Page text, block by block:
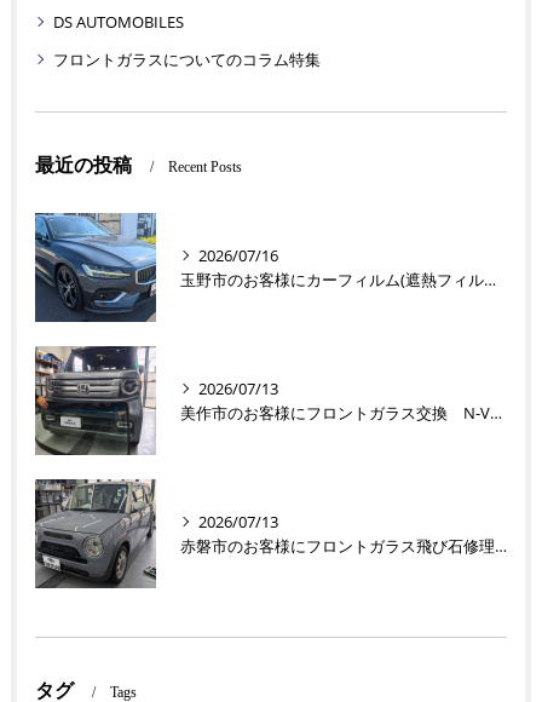
DS AUTOMOBILES
フロントガラスについてのコラム特集
最近の投稿 Recent Posts
2026/07/16
玉野市のお客様にカーフィルム(遮熱フィルム) V60【nexus株式会社】
2026/07/13
美作市のお客様にフロントガラス交換 N-VAN【nexus株式会社】
2026/07/13
赤磐市のお客様にフロントガラス飛び石修理 ラパン【nexus株式会社】
タグ Tags